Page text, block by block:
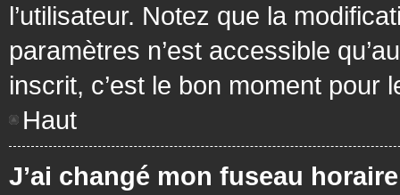
l’utilisateur. Notez que la
paramètres n’est accessible
inscrit, c’est le bon moment pour
Haut
J’ai changé mon fuseau